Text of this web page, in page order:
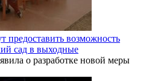
предоставить возможность
сад в выходные
о разработке новой меры